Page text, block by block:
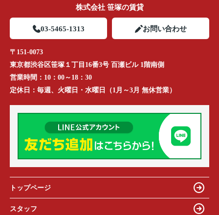
株式会社 笹塚の賃貸
03-5465-1313 お問い合わせ
〒151-0073
東京都渋谷区笹塚１丁目16番3号 百瀬ビル 1階南側
営業時間： 10：00～18：30
定休日： 毎週、火曜日・水曜日（1月～3月 無休営業）
トップページ
スタッフ